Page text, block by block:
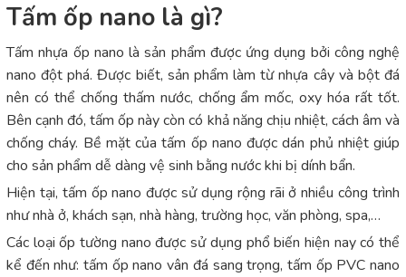
Tấm ốp nano là gì?
Tấm nhựa ốp nano là sản phẩm được ứng dụng bởi công nghệ
nano đột phá. Được biết, sản phẩm làm từ nhựa cây và bột đá
nên có thể chống thấm nước, chống ẩm mốc, oxy hóa rất tốt.
Bên cạnh đó, tấm ốp này còn có khả năng chịu nhiệt, cách âm và
chống cháy. Bề mặt của tấm ốp nano được dán phủ nhiệt giúp
cho sản phẩm dễ dàng vệ sinh bằng nước khi bị dính bẩn.
Hiện tại, tấm ốp nano được sử dụng rộng rãi ở nhiều công trình
như nhà ở, khách sạn, nhà hàng, trường học, văn phòng, spa,…
Các loại ốp tường nano được sử dụng phổ biến hiện nay có thể
kể đến như: tấm ốp nano vân đá sang trọng, tấm ốp PVC nano